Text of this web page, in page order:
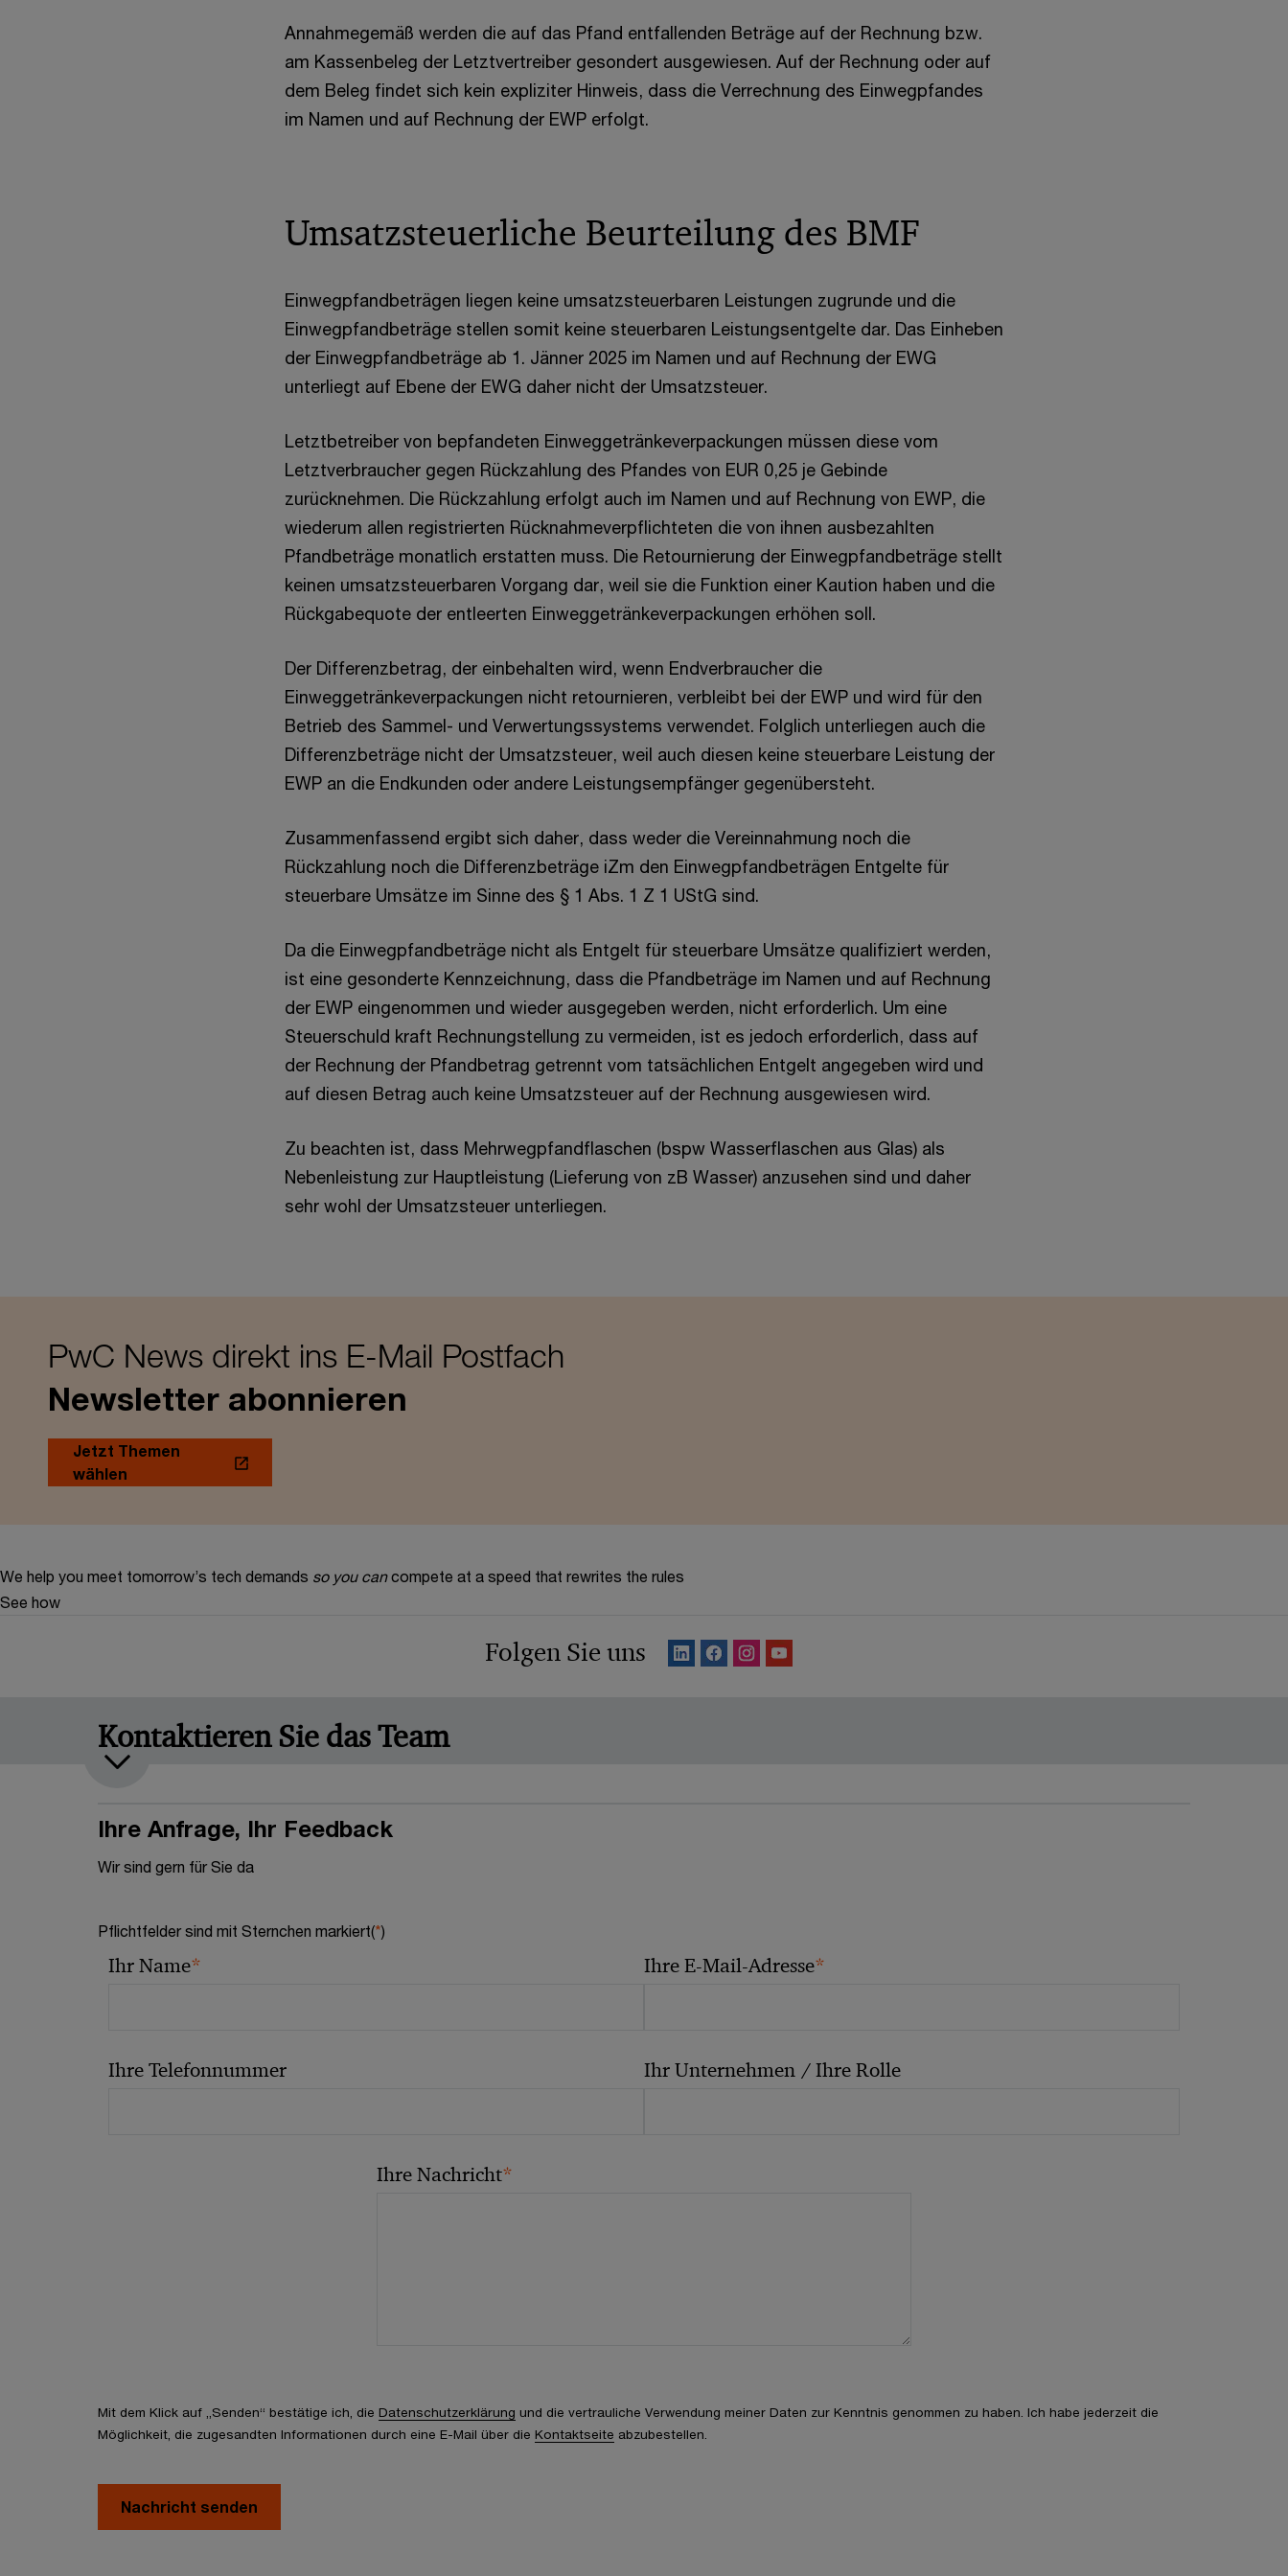
Annahmegemäß werden die auf das Pfand entfallenden Beträge auf der Rechnung bzw.
am Kassenbeleg der Letztvertreiber gesondert ausgewiesen. Auf der Rechnung oder auf
dem Beleg findet sich kein expliziter Hinweis, dass die Verrechnung des Einwegpfandes
im Namen und auf Rechnung der EWP erfolgt.
Umsatzsteuerliche Beurteilung des BMF
Einwegpfandbeträgen liegen keine umsatzsteuerbaren Leistungen zugrunde und die
Einwegpfandbeträge stellen somit keine steuerbaren Leistungsentgelte dar. Das Einheben
der Einwegpfandbeträge ab 1. Jänner 2025 im Namen und auf Rechnung der EWG
unterliegt auf Ebene der EWG daher nicht der Umsatzsteuer.
Letztbetreiber von bepfandeten Einweggetränkeverpackungen müssen diese vom
Letztverbraucher gegen Rückzahlung des Pfandes von EUR 0,25 je Gebinde
zurücknehmen. Die Rückzahlung erfolgt auch im Namen und auf Rechnung von EWP, die
wiederum allen registrierten Rücknahmeverpflichteten die von ihnen ausbezahlten
Pfandbeträge monatlich erstatten muss. Die Retournierung der Einwegpfandbeträge stellt
keinen umsatzsteuerbaren Vorgang dar, weil sie die Funktion einer Kaution haben und die
Rückgabequote der entleerten Einweggetränkeverpackungen erhöhen soll.
Der Differenzbetrag, der einbehalten wird, wenn Endverbraucher die
Einweggetränkeverpackungen nicht retournieren, verbleibt bei der EWP und wird für den
Betrieb des Sammel- und Verwertungssystems verwendet. Folglich unterliegen auch die
Differenzbeträge nicht der Umsatzsteuer, weil auch diesen keine steuerbare Leistung der
EWP an die Endkunden oder andere Leistungsempfänger gegenübersteht.
Zusammenfassend ergibt sich daher, dass weder die Vereinnahmung noch die
Rückzahlung noch die Differenzbeträge iZm den Einwegpfandbeträgen Entgelte für
steuerbare Umsätze im Sinne des § 1 Abs. 1 Z 1 UStG sind.
Da die Einwegpfandbeträge nicht als Entgelt für steuerbare Umsätze qualifiziert werden,
ist eine gesonderte Kennzeichnung, dass die Pfandbeträge im Namen und auf Rechnung
der EWP eingenommen und wieder ausgegeben werden, nicht erforderlich. Um eine
Steuerschuld kraft Rechnungstellung zu vermeiden, ist es jedoch erforderlich, dass auf
der Rechnung der Pfandbetrag getrennt vom tatsächlichen Entgelt angegeben wird und
auf diesen Betrag auch keine Umsatzsteuer auf der Rechnung ausgewiesen wird.
Zu beachten ist, dass Mehrwegpfandflaschen (bspw Wasserflaschen aus Glas) als
Nebenleistung zur Hauptleistung (Lieferung von zB Wasser) anzusehen sind und daher
sehr wohl der Umsatzsteuer unterliegen.
PwC News direkt ins E-Mail Postfach
Newsletter abonnieren
Jetzt Themen
wählen
We help you meet tomorrow’s tech demands so you can compete at a speed that rewrites the rules
See how
Folgen Sie uns
Kontaktieren Sie das Team
Ihre Anfrage, Ihr Feedback
Wir sind gern für Sie da
Pflichtfelder sind mit Sternchen markiert(*)
Ihr Name* Ihre E-Mail-Adresse*
Ihre Telefonnummer Ihr Unternehmen / Ihre Rolle
Ihre Nachricht*
Mit dem Klick auf „Senden“ bestätige ich, die Datenschutzerklärung und die vertrauliche Verwendung meiner Daten zur Kenntnis genommen zu haben. Ich habe jederzeit die
Möglichkeit, die zugesandten Informationen durch eine E-Mail über die Kontaktseite abzubestellen.
Nachricht senden